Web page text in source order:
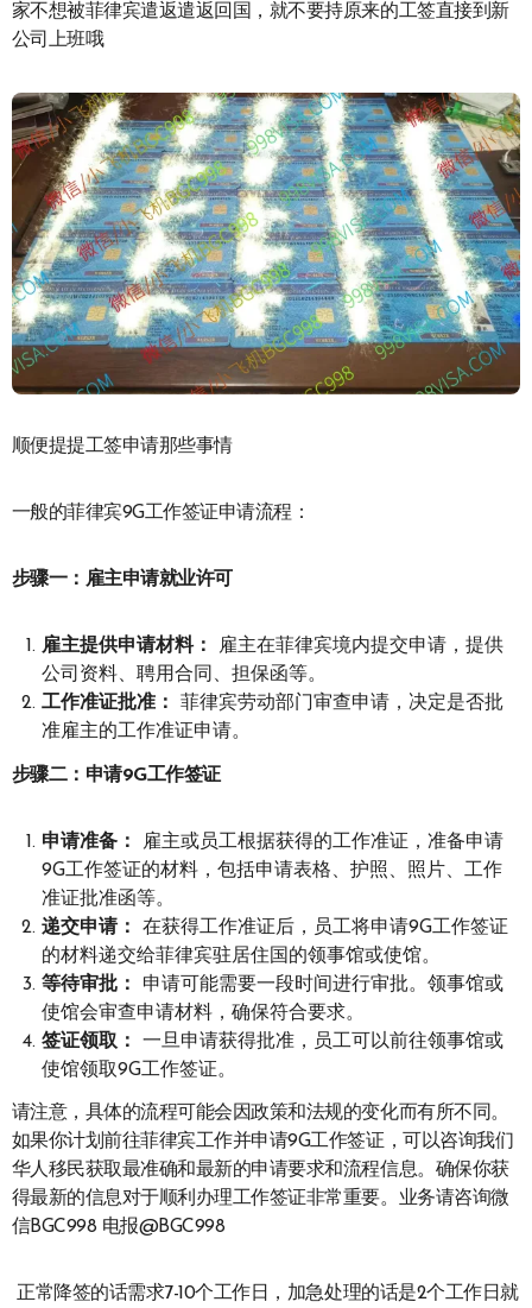
家不想被菲律宾遣返遣返回国，就不要持原来的工签直接到新
公司上班哦
顺便提提工签申请那些事情
一般的菲律宾9G工作签证申请流程：
步骤一：雇主申请就业许可
雇主提供申请材料：
雇主在菲律宾境内提交申请，提供
公司资料、聘用合同、担保函等。
工作准证批准：
菲律宾劳动部门审查申请，决定是否批
准雇主的工作准证申请。
步骤二：申请9G工作签证
申请准备：
雇主或员工根据获得的工作准证，准备申请
9G工作签证的材料，包括申请表格、护照、照片、工作
准证批准函等。
递交申请：
在获得工作准证后，员工将申请9G工作签证
的材料递交给菲律宾驻居住国的领事馆或使馆。
等待审批：
申请可能需要一段时间进行审批。领事馆或
使馆会审查申请材料，确保符合要求。
签证领取：
一旦申请获得批准，员工可以前往领事馆或
使馆领取9G工作签证。
请注意，具体的流程可能会因政策和法规的变化而有所不同。
如果你计划前往菲律宾工作并申请9G工作签证，可以咨询我们
华人移民获取最准确和最新的申请要求和流程信息。确保你获
得最新的信息对于顺利办理工作签证非常重要。业务请咨询微
信BGC998 电报@BGC998
正常降签的话需求7-10个工作日，加急处理的话是2个工作日就